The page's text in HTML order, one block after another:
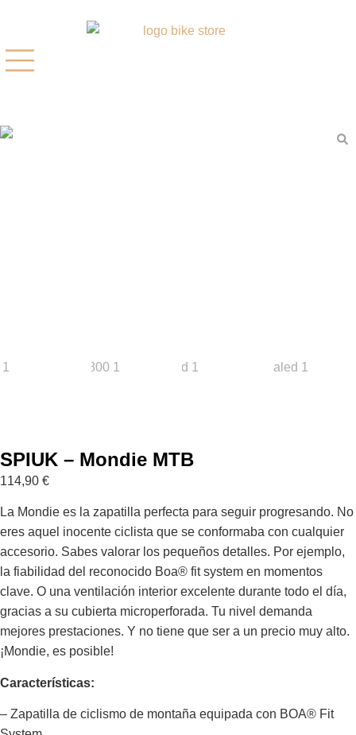
SPIUK – Mondie MTB
114,90 €
La Mondie es la zapatilla perfecta para seguir progresando. No
eres aquel inocente ciclista que se conformaba con cualquier
accesorio. Sabes valorar los pequeños detalles. Por ejemplo,
la fiabilidad del reconocido Boa® fit system en momentos
clave. O una ventilación interior excelente durante todo el día,
gracias a su cubierta microperforada. Tu nivel demanda
mejores prestaciones. Y no tiene que ser a un precio muy alto.
¡Mondie, es posible!
Características:
– Zapatilla de ciclismo de montaña equipada con BOA® Fit